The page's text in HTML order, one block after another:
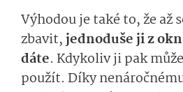
Výhodou je také to, že až
zbavit,jednoduše jiz
dáte. Kdykoliv ji pak
použít. Díky